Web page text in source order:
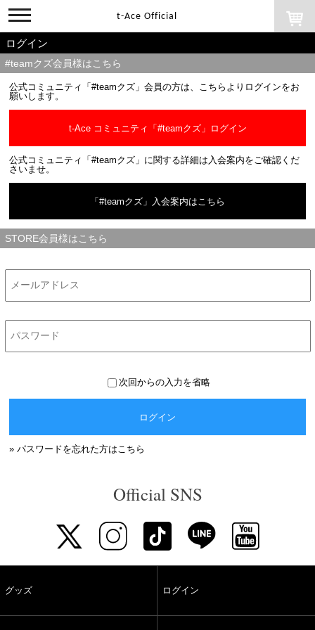
toggle
navigation
t-Ace Official
ログイン
#teamクズ会員様はこちら
公式コミュニティ「#teamクズ」会員の方は、こちらよりログインをお
願いします。
t-Ace コミュニティ「#teamクズ」ログイン
公式コミュニティ「#teamクズ」に関する詳細は入会案内をご確認くだ
さいませ。
「#teamクズ」入会案内はこちら
STORE会員様はこちら
次回からの入力を省略
ログイン
» パスワードを忘れた方はこちら
Official SNS
グッズ ログイン